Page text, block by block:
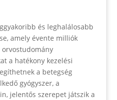
és leghalálosabb
amely évente milliók
a hatékony kezelési
a betegség
gyógyszer, a
jelentős szerepet játszik a